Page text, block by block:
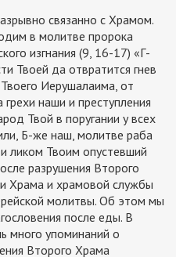
связанно с Храмом.
в молитве пророка
изгнания (9, 16-17) «Г-
Твоей да отвратится гнев
Иерушалаима, от
наши и преступления
Твой в поругании у всех
Б-же наш, молитве раба
ликом Твоим опустевший
разрушения Второго
Храма и храмовой службы
молитвы. Об этом мы
после еды. В
много упоминаний о
Второго Храма